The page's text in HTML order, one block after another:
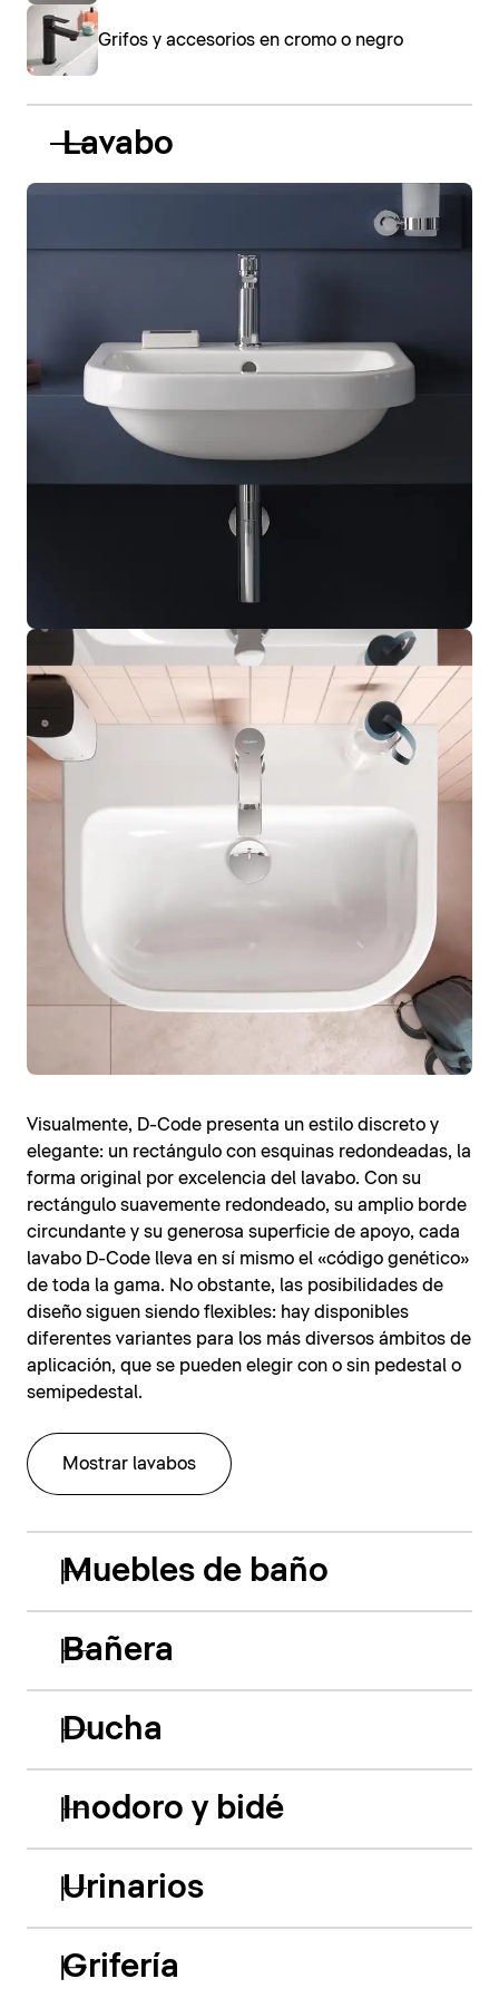
Grifos y accesorios en cromo o negro
Lavabo
Visualmente, D-Code presenta un estilo discreto y
elegante: un rectángulo con esquinas redondeadas, la
forma original por excelencia del lavabo. Con su
rectángulo suavemente redondeado, su amplio borde
circundante y su generosa superficie de apoyo, cada
lavabo D-Code lleva en sí mismo el «código genético»
de toda la gama. No obstante, las posibilidades de
diseño siguen siendo flexibles: hay disponibles
diferentes variantes para los más diversos ámbitos de
aplicación, que se pueden elegir con o sin pedestal o
semipedestal.
Mostrar lavabos
Muebles de baño
Bañera
Ducha
Inodoro y bidé
Urinarios
Grifería